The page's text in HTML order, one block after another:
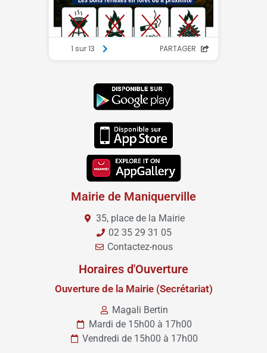
Mairie de Maniquerville
35, place de la Mairie
02 35 29 31 05
Contactez-nous
Horaires d'Ouverture
Ouverture de la Mairie (Secrétariat)
Magali Bertin
Mardi de 15h00 à 17h00
Vendredi de 15h00 à 17h00